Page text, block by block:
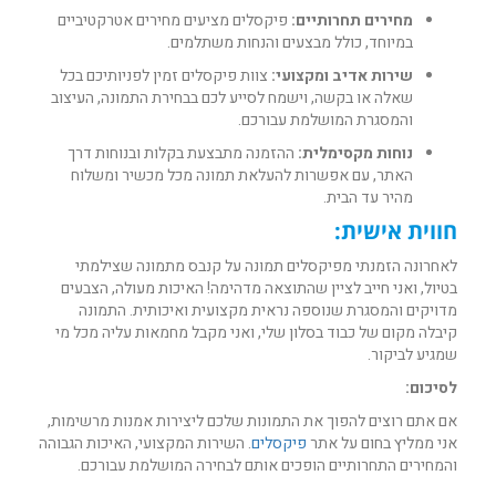
מחירים תחרותיים: פיקסלים מציעים מחירים אטרקטיביים
במיוחד, כולל מבצעים והנחות משתלמים.
שירות אדיב ומקצועי: צוות פיקסלים זמין לפניותיכם בכל
שאלה או בקשה, וישמח לסייע לכם בבחירת התמונה, העיצוב
והמסגרת המושלמת עבורכם.
נוחות מקסימלית: ההזמנה מתבצעת בקלות ובנוחות דרך
האתר, עם אפשרות להעלאת תמונה מכל מכשיר ומשלוח
מהיר עד הבית.
חווית אישית:
לאחרונה הזמנתי מפיקסלים תמונה על קנבס מתמונה שצילמתי
בטיול, ואני חייב לציין שהתוצאה מדהימה! האיכות מעולה, הצבעים
מדויקים והמסגרת שנוספה נראית מקצועית ואיכותית. התמונה
קיבלה מקום של כבוד בסלון שלי, ואני מקבל מחמאות עליה מכל מי
שמגיע לביקור.
לסיכום:
אם אתם רוצים להפוך את התמונות שלכם ליצירות אמנות מרשימות,
אני ממליץ בחום על אתרפיקסלים. השירות המקצועי, האיכות הגבוהה
והמחירים התחרותיים הופכים אותם לבחירה המושלמת עבורכם.